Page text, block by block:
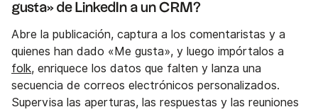
gusta» de LinkedIn a un CRM?
Abre la publicación, captura a los comentaristas y a
quienes han dado «Me gusta», y luego impórtalos a
folk, enriquece los datos que falten y lanza una
secuencia de correos electrónicos personalizados.
Supervisa las aperturas, las respuestas y las reuniones